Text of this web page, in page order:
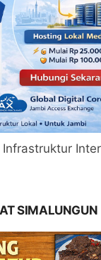
SIMALUNGUN